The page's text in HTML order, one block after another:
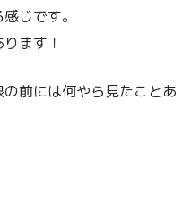
じです。
ます！
前には何やら見たことあ